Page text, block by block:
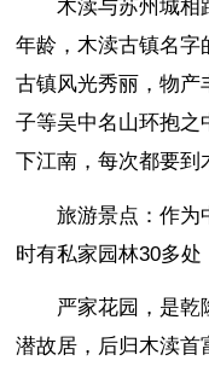
木渎与苏州城相
年龄，木渎古镇名字
古镇风光秀丽，物产
子等吴中名山环抱之
下江南，每次都要到
旅游景点：作为
时有私家园林30多处
严家花园，是乾
潜故居，后归木渎首